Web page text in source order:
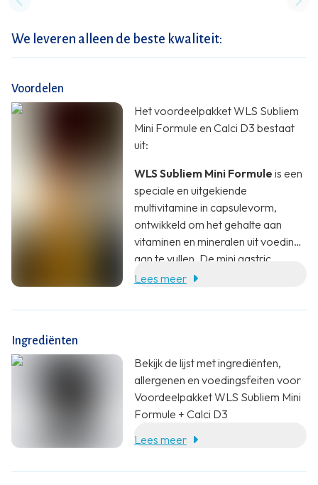
Previous slide
We leveren alleen de beste kwaliteit:
Voordelen
Het voordeelpakket WLS Subliem
Mini Formule en Calci D3 bestaat
uit:
WLS Subliem Mini Formule is een
speciale en uitgekiende
multivitamine in capsulevorm,
ontwikkeld om het gehalte aan
vitaminen en mineralen uit voeding
aan te vullen. De mini gastric
bypass, ook wel omega-loop
sneller verzadigd gevoel, wat leidt
absorptie van voedingsstoffen in
de darmen verminderd, wat kan
leiden tot een verhoogde behoefte
aan voedingsstoffen. De
gebaseerd op de nieuwste
Lees meer
Ingrediënten
Bekijk de lijst met ingrediënten,
allergenen en voedingsfeiten voor
Voordeelpakket WLS Subliem Mini
Formule + Calci D3
Lees meer